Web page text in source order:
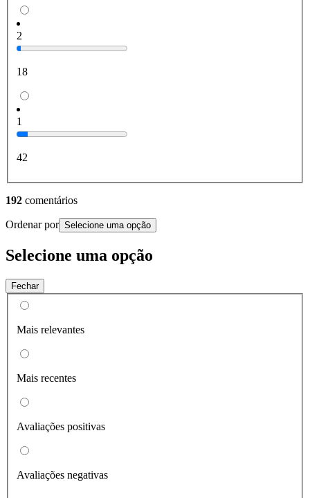
2
18
1
42
192 comentários
Ordenar por Selecione uma opção
Selecione uma opção
Fechar
Mais relevantes
Mais recentes
Avaliações positivas
Avaliações negativas